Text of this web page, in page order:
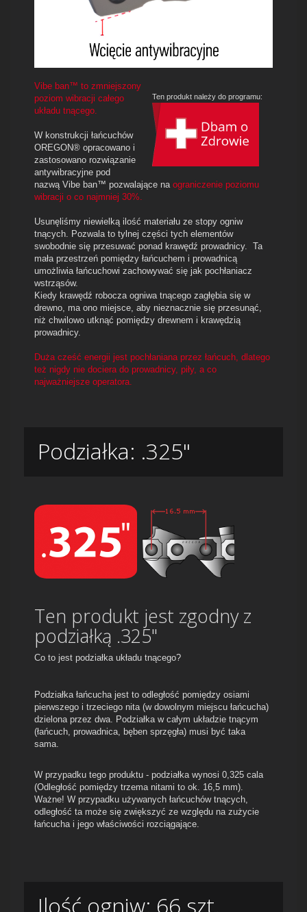
Ten produkt należy do programu:
Vibe ban™ to zmniejszony
poziom wibracji całego
układu tnącego.
W konstrukcji łańcuchów
OREGON® opracowano i
zastosowano rozwiązanie
antywibracyjne pod
nazwą Vibe ban™ pozwalające na ograniczenie poziomu
wibracji o co najmniej 30%.
Usunęliśmy niewielką ilość materiału ze stopy ogniw
tnących. Pozwala to tylnej części tych elementów
swobodnie się przesuwać ponad krawędź prowadnicy. Ta
mała przestrzeń pomiędzy łańcuchem i prowadnicą
umożliwia łańcuchowi zachowywać się jak pochłaniacz
wstrząsów.
Kiedy krawędź robocza ogniwa tnącego zagłębia się w
drewno, ma ono miejsce, aby nieznacznie się przesunąć,
niż chwilowo utknąć pomiędzy drewnem i krawędzią
prowadnicy.
Duża cześć energii jest pochłaniana przez łańcuch, dlatego
też nigdy nie dociera do prowadnicy, piły, a co
najważniejsze operatora.
Podziałka: .325"
Ten produkt jest zgodny z
podziałką .325"
Co to jest podziałka układu tnącego?
Podziałka łańcucha jest to odległość pomiędzy osiami
pierwszego i trzeciego nita (w dowolnym miejscu łańcucha)
dzielona przez dwa. Podziałka w całym układzie tnącym
(łańcuch, prowadnica, bęben sprzęgła) musi być taka
sama.
W przypadku tego produktu - podziałka wynosi 0,325 cala
(Odległość pomiędzy trzema nitami to ok. 16,5 mm).
Ważne! W przypadku używanych łańcuchów tnących,
odległość ta może się zwiększyć ze względu na zużycie
łańcucha i jego właściwości rozciągające.
Ilość ogniw: 66 szt.